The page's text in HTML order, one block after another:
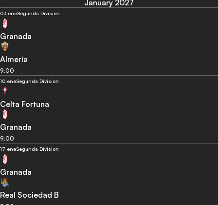
January 2027
03 eneSegunda Division
Granada
Almería
9:00
10 eneSegunda Division
Celta Fortuna
Granada
9:00
17 eneSegunda Division
Granada
Real Sociedad B